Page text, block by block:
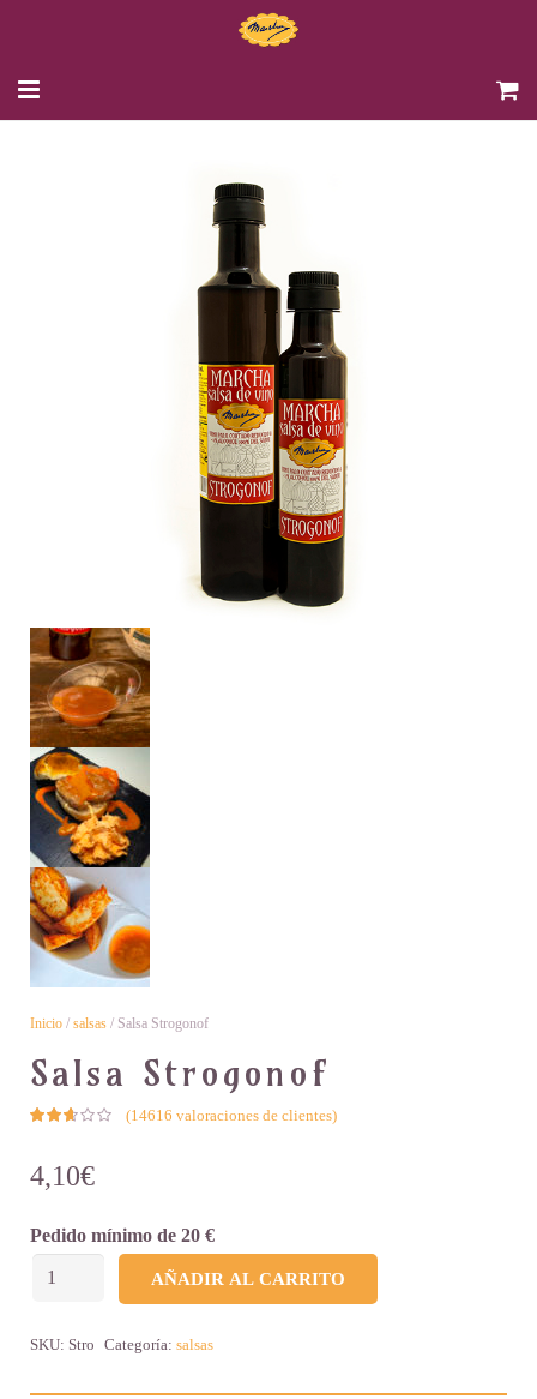
Inicio / salsas / Salsa Strogonof
Salsa Strogonof
(14616 valoraciones de clientes)
4,10€
Pedido mínimo de 20 €
Salsa
AÑADIR AL CARRITO
SKU: Stro Categoría: salsas